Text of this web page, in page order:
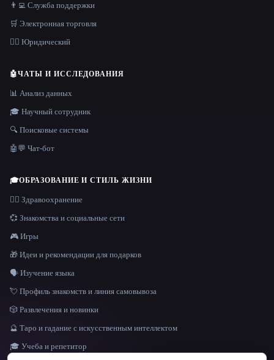
ЯЗЫК
👨‍💻 Служба поддержки
🛒 Электронная торговля
👩‍⚖️ Юридический
🤖ЧАТЫ И ИССЛЕДОВАНИЯ
📊 Анализ данных
🎓 Научный сотрудник
🔍 Поисковые системы
🤖💬 Чат-бот
🎓ОБРАЗОВАНИЕ И СТИЛЬ ЖИЗНИ
👩‍⚕️ Здравоохранение
💞 Знакомства и социальные сети
🎮 Игры
🎁 Идеи и рекомендации для подарков
🗣️ Изучение языка
💘 Профиль знакомств и линия самовывоза
🎲 Развлечения и новинки
🔮 Таро и гадание с искусственным интеллектом
🎓 Учеба и репетитор